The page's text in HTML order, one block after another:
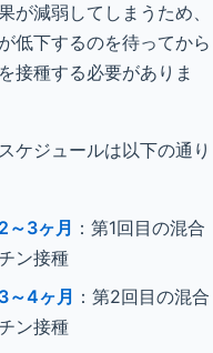
が減弱してしまうため、
低下するのを待ってから
接種する必要がありま
ケジュールは以下の通り
～3ヶ月 ：第1回目の混合
ン接種
～4ヶ月 ：第2回目の混合
ン接種